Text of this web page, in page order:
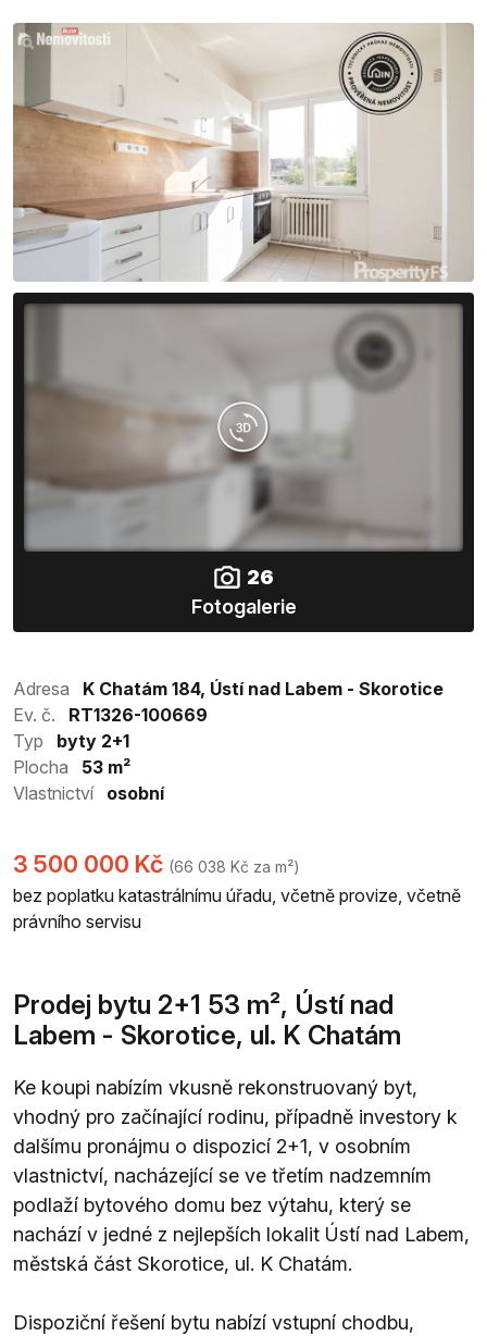
26
Fotogalerie
Adresa
K Chatám 184, Ústí nad Labem - Skorotice
Ev. č.
RT1326-100669
Typ
byty 2+1
Plocha
53 m²
Vlastnictví
osobní
3 500 000 Kč (66 038 Kč za m²)
bez poplatku katastrálnímu úřadu, včetně provize, včetně
právního servisu
Prodej bytu 2+1 53 m², Ústí nad
Labem - Skorotice, ul. K Chatám
Ke koupi nabízím vkusně rekonstruovaný byt,
vhodný pro začínající rodinu, případně investory k
dalšímu pronájmu o dispozicí 2+1, v osobním
vlastnictví, nacházející se ve třetím nadzemním
podlaží bytového domu bez výtahu, který se
nachází v jedné z nejlepších lokalit Ústí nad Labem,
městská část Skorotice, ul. K Chatám.
Dispoziční řešení bytu nabízí vstupní chodbu,